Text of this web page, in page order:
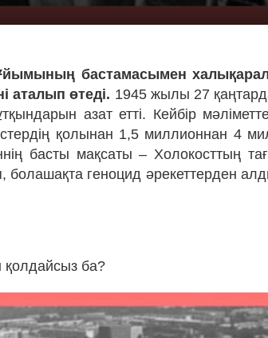
Ұйымының бастамасымен
аталып өтеді. 1945 жылы 27
азат етті. Кейбір
қолынан 1,5 миллионнан 4
басты мақсаты – Холокосттың
болашақта геноцид әрекеттерден
қолдайсыз ба?